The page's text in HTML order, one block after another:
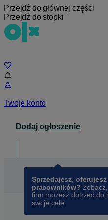
Przejdź do głównej części
Przejdź do stopki
Twoje konto
Dodaj ogłoszenie
Sprzedajesz,
pracowników?
firm możesz dotrzeć do
swoje cele.